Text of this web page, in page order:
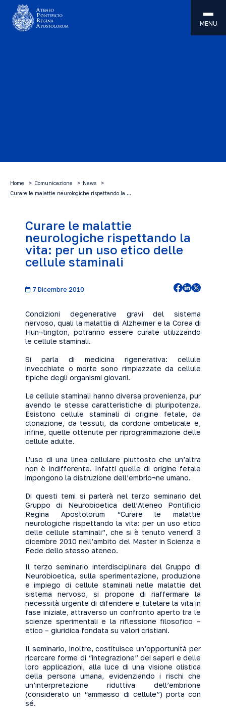
MENU
Home Comunicazione
News
Curare le malattie neurologiche rispettando la …
Curare le malattie
neurologiche rispettando la
vita: per un uso etico delle
cellule staminali
7 Dicembre 2010
Condizioni degenerative gravi del sistema
nervoso, quali la malattia di Alzheimer e la Corea di
Hun¬tington, potranno essere curate utilizzando
le cellule staminali.
Si parla di medicina rigenerativa: cellule
invecchiate o morte sono rimpiazzate da cellule
tipiche degli organismi giovani.
Le cellule staminali hanno diversa provenienza, pur
avendo le stesse caratteristiche di pluripotenza.
Esistono cellule staminali di origine fetale, da
clonazione, da tessuti, da cordone ombelicale e,
infine, quelle ottenute per riprogrammazione delle
cellule adulte.
L’uso di una linea cellulare piuttosto che un’altra
non è indifferente. Infatti quelle di origine fetale
impongono la distruzione dell’embrio¬ne umano.
Di questi temi si parlerà nel terzo seminario del
Gruppo di Neurobioetica dell’Ateneo Pontificio
Regina Apostolorum “Curare le malattie
neurologiche rispettando la vita: per un uso etico
delle cellule staminali”, che si è tenuto venerdì 3
dicembre 2010 nell’ambito del Master in Scienza e
Fede dello stesso ateneo.
Il terzo seminario interdisciplinare del Gruppo di
Neurobioetica, sulla sperimentazione, produzione
e impiego di cellule staminali nelle malattie del
sistema nervoso, si propone di riaffermare la
necessità urgente di difendere e tutelare la vita in
fase iniziale, attraverso un confronto aperto tra le
scienze sperimentali e la riflessione filosofico –
etico – giuridica fondata su valori cristiani.
Il seminario, inoltre, costituisce un’opportunità per
ricercare forme di “integrazione” dei saperi e delle
loro applicazioni, alla luce di una visione olistica
della persona umana, evidenziando i rischi che
un’interpretazione riduttiva dell’embrione
(considerato un “ammasso di cellule”) porta con
sé.